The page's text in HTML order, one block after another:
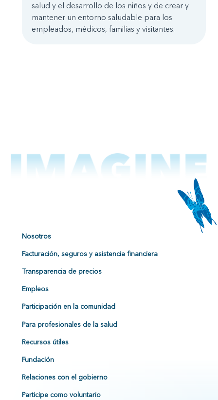
salud y el desarrollo de los niños y de crear y
mantener un entorno saludable para los
empleados, médicos, familias y visitantes.
Nosotros
Facturación, seguros y asistencia financiera
Transparencia de precios
Empleos
Participación en la comunidad
Para profesionales de la salud
Recursos útiles
Fundación
Relaciones con el gobierno
Participe como voluntario